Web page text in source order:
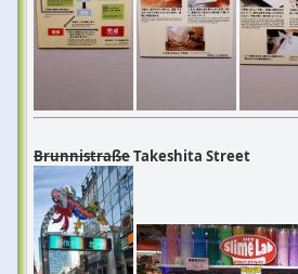
BrunnistraßeTakeshita Street